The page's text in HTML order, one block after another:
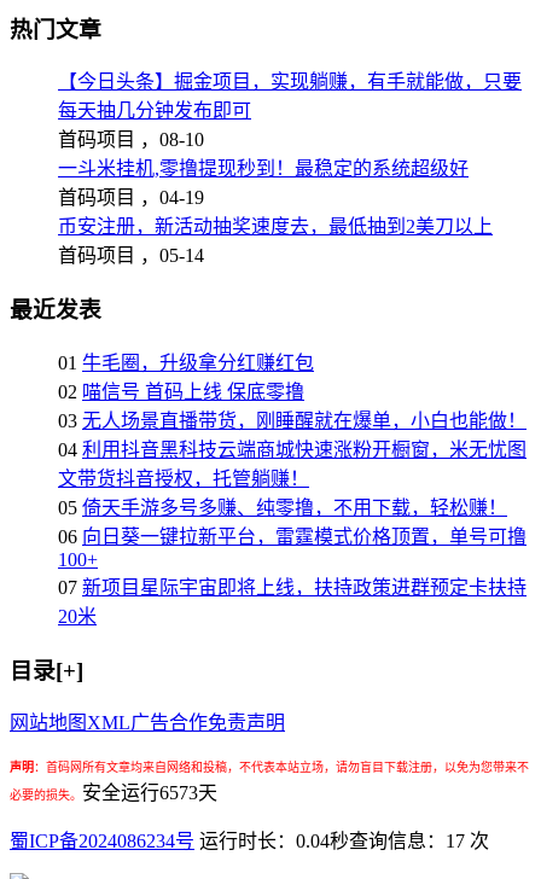
热门文章
【今日头条】掘金项目，实现躺赚，有手就能做，只要
每天抽几分钟发布即可
首码项目 ， 08-10
一斗米挂机,零撸提现秒到！最稳定的系统超级好
首码项目 ， 04-19
币安注册，新活动抽奖速度去，最低抽到2美刀以上
首码项目 ， 05-14
最近发表
01 牛毛圈，升级拿分红赚红包
02 喵信号 首码上线 保底零撸
03 无人场景直播带货，刚睡醒就在爆单，小白也能做！
04 利用抖音黑科技云端商城快速涨粉开橱窗，米无忧图
文带货抖音授权，托管躺赚！
05 倚天手游多号多赚、纯零撸，不用下载，轻松赚！
06 向日葵一键拉新平台，雷霆模式价格顶置，单号可撸
100+
07 新项目星际宇宙即将上线，扶持政策进群预定卡扶持
20米
目录[+]
网站地图 XML广告合作免责声明
声明： 首码网所有文章均来自网络和投稿，不代表本站立场，请勿盲目下载注册，以免为您带来不
必要的损失。 安全运行6573天
蜀ICP备2024086234号 运行时长：0.04秒查询信息：17 次